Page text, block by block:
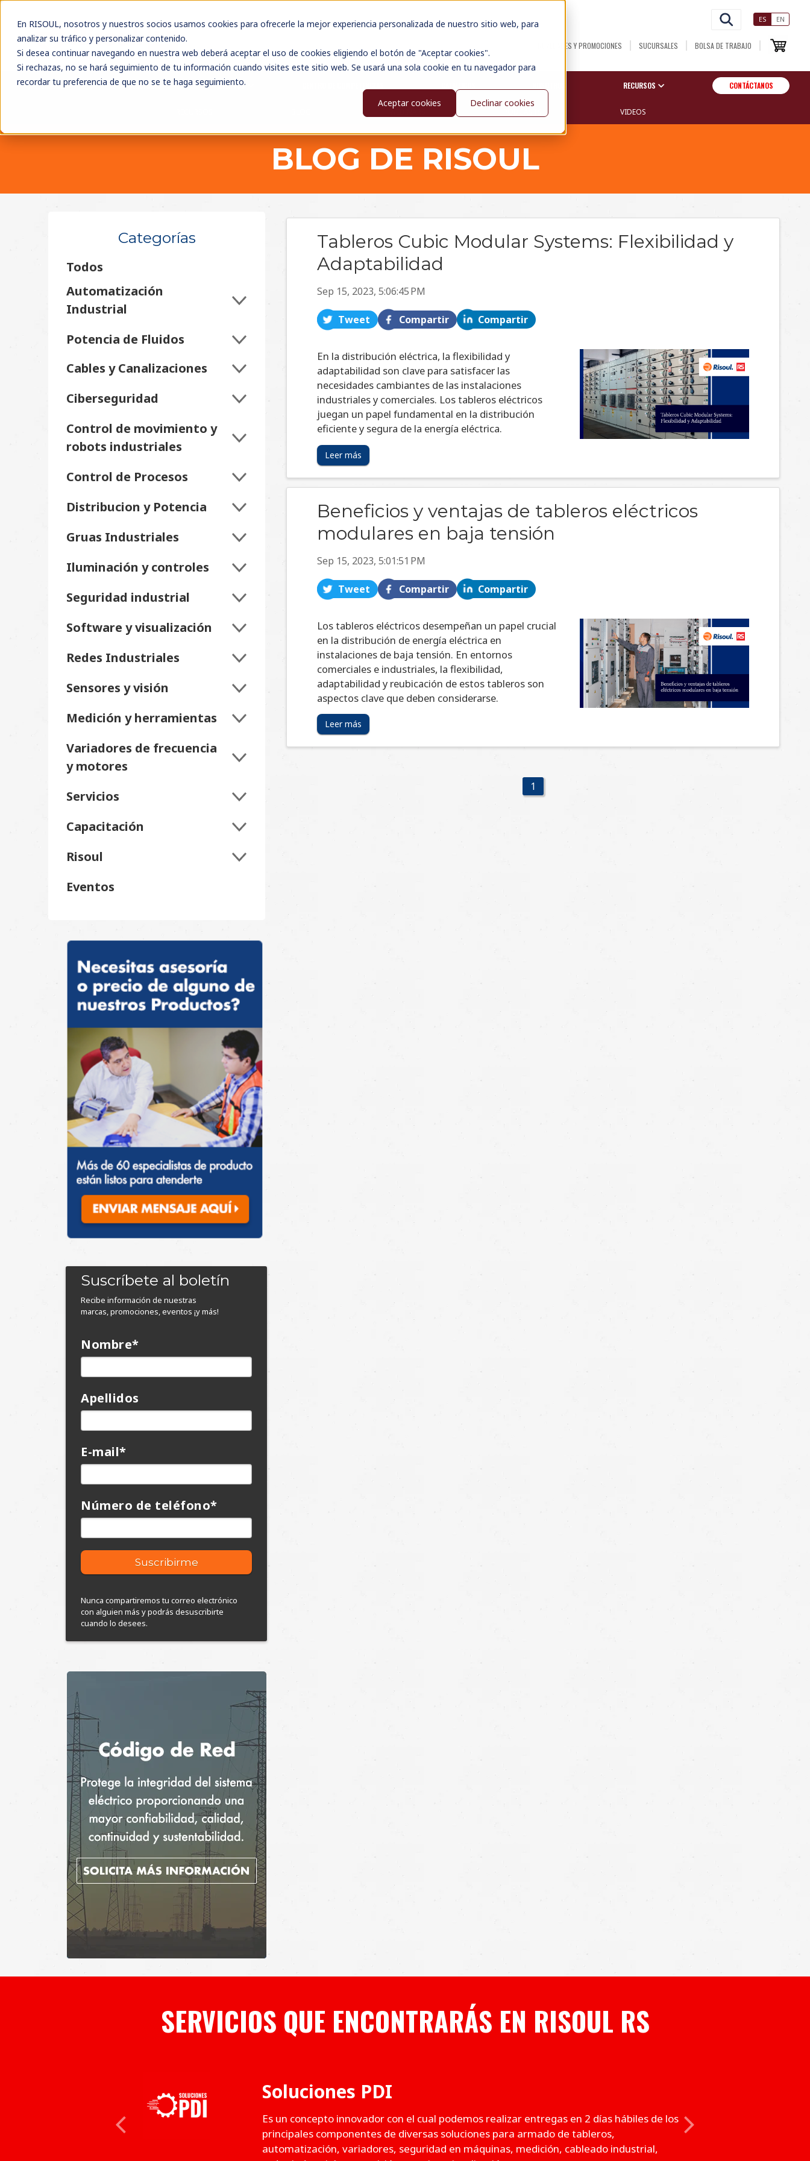
En RISOUL, nosotros y nuestros socios usamos cookies para ofrecerle la mejor experiencia personalizada de nuestro sitio web, para
analizar su tráfico y personalizar contenido.
Si desea continuar navegando en nuestra web deberá aceptar el uso de cookies eligiendo el botón de "Aceptar cookies".
Si rechazas, no se hará seguimiento de tu información cuando visites este sitio web. Se usará una sola cookie en tu navegador para
recordar tu preferencia de que no se te haga seguimiento.
Aceptar cookies
Declinar cookies
ES EN
NOVEDADES Y PROMOCIONES SUCURSALES BOLSA DE TRABAJO
MARCAS SOLUCIONES EVENTOS RECURSOS CONTÁCTANOS
WEBINARS VIDEOS
BLOG DE RISOUL
Categorías
Todos
Automatización
Industrial
Potencia de Fluidos
Cables y Canalizaciones
Ciberseguridad
Control de movimiento y
robots industriales
Control de Procesos
Distribucion y Potencia
Gruas Industriales
Iluminación y controles
Seguridad industrial
Software y visualización
Redes Industriales
Sensores y visión
Medición y herramientas
Variadores de frecuencia
y motores
Servicios
Capacitación
Risoul
Eventos
Suscríbete al boletín
Recibe información de nuestras
marcas, promociones, eventos ¡y más!
Nombre*
Apellidos
E-mail*
Número de teléfono*
Nunca compartiremos tu correo electrónico
con alguien más y podrás desuscribirte
cuando lo desees.
Tableros Cubic Modular Systems: Flexibilidad y
Adaptabilidad
Sep 15, 2023, 5:06:45 PM
Tweet Compartir Compartir
En la distribución eléctrica, la flexibilidad y
adaptabilidad son clave para satisfacer las
necesidades cambiantes de las instalaciones
industriales y comerciales. Los tableros eléctricos
juegan un papel fundamental en la distribución
eficiente y segura de la energía eléctrica.
Leer más
Beneficios y ventajas de tableros eléctricos
modulares en baja tensión
Sep 15, 2023, 5:01:51 PM
Tweet Compartir Compartir
Los tableros eléctricos desempeñan un papel crucial
en la distribución de energía eléctrica en
instalaciones de baja tensión. En entornos
comerciales e industriales, la flexibilidad,
adaptabilidad y reubicación de estos tableros son
aspectos clave que deben considerarse.
Leer más
1
SERVICIOS QUE ENCONTRARÁS EN RISOUL RS
Soluciones PDI
Es un concepto innovador con el cual podemos realizar entregas en 2 días hábiles de los
principales componentes de diversas soluciones para armado de tableros,
automatización, variadores, seguridad en máquinas, medición, cableado industrial,
Previous Next